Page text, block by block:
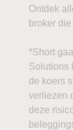
Ontdek
broker
*Short
Solutions
de koers
verliezen
deze